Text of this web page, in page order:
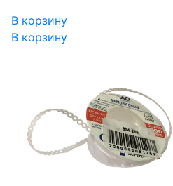
В корзину
В корзину